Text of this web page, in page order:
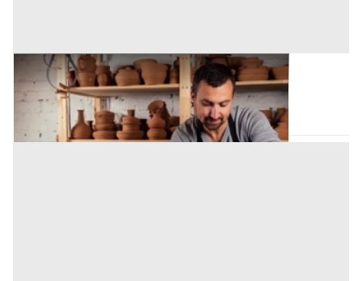
Laboratorio Artigiano all'asta a Bagheria
Bagheria (Palermo)
30/12/2999